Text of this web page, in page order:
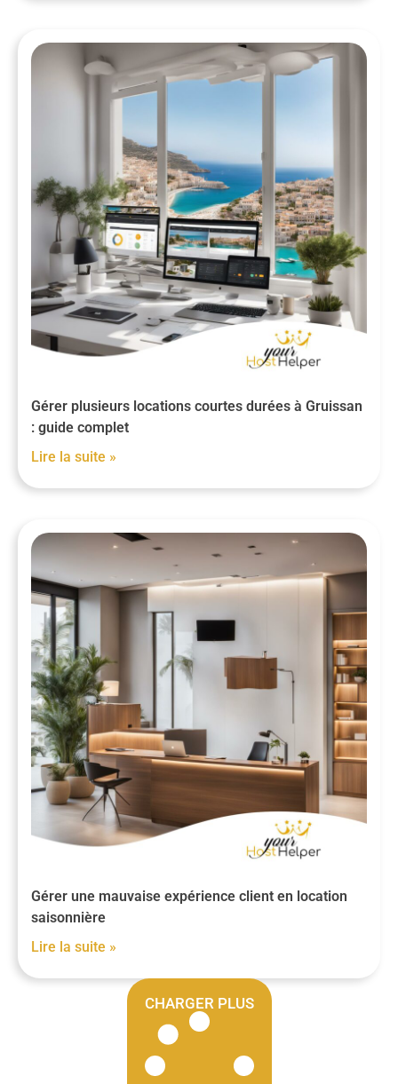
Gérer plusieurs locations courtes durées à Gruissan
: guide complet
Lire la suite »
Gérer une mauvaise expérience client en location
saisonnière
Lire la suite »
CHARGER PLUS